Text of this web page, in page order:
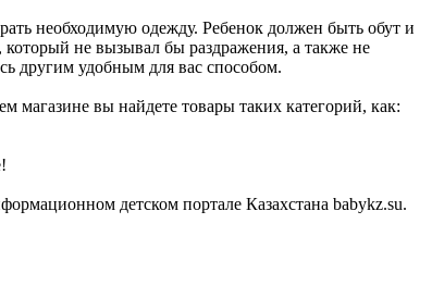
необходимую одежду. Ребенок должен быть обут и
не вызывал бы раздражения, а также не
другим удобным для вас способом.
вы найдете товары таких категорий, как:
детском портале Казахстана babykz.su.